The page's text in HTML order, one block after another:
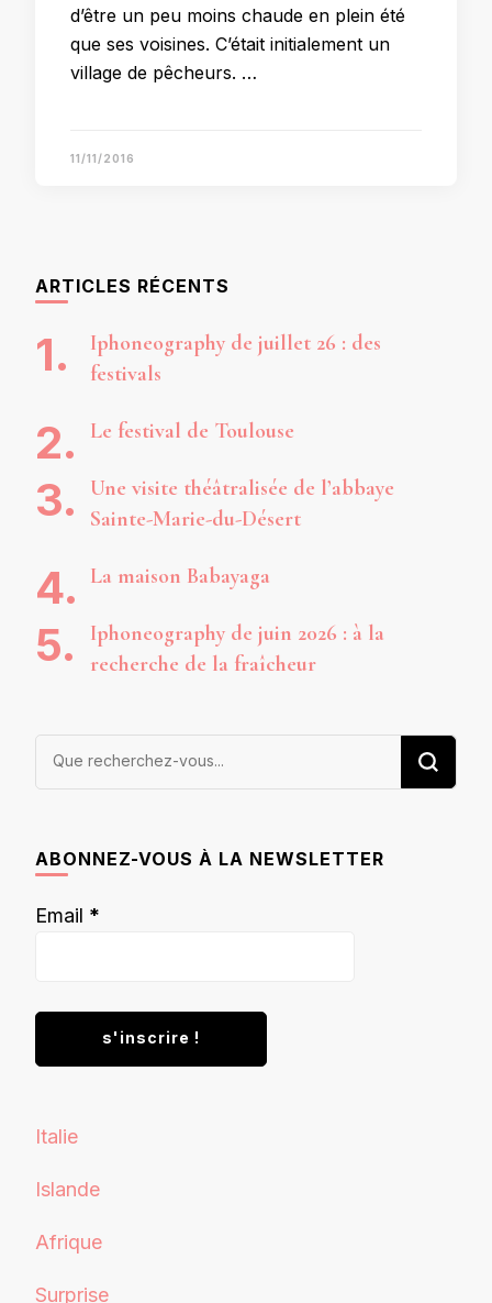
d’être un peu moins chaude en plein été
que ses voisines. C’était initialement un
village de pêcheurs. …
11/11/2016
ARTICLES RÉCENTS
Iphoneography de juillet 26 : des
festivals
Le festival de Toulouse
Une visite théâtralisée de l’abbaye
Sainte-Marie-du-Désert
La maison Babayaga
Iphoneography de juin 2026 : à la
recherche de la fraîcheur
Vous
ABONNEZ-VOUS À LA NEWSLETTER
Email *
Italie
Islande
Afrique
Surprise